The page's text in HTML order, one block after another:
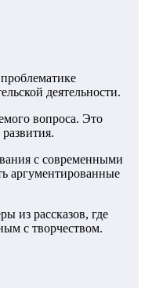
деятельности.
вопроса. Это
с современными
аргументированные
из рассказов, где
с творчеством.